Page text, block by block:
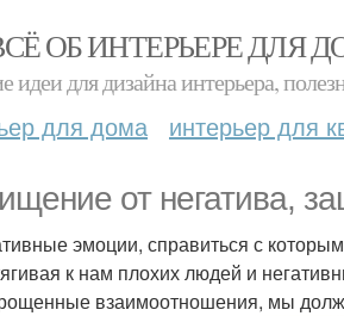
ОБ ИНТЕРЬЕРЕ ДЛЯ
идеи для дизайна интерьера,
для дома интерьер для
от негатива,
эмоции, справиться с
к нам плохих людей и
взаимоотношения, мы